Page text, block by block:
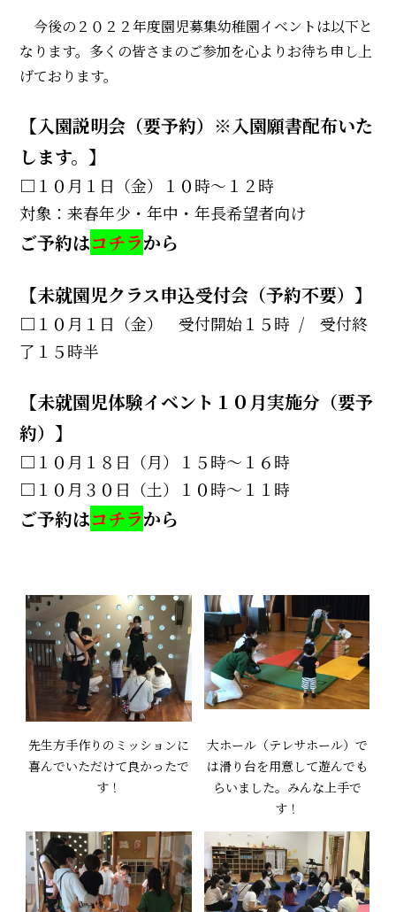
今後の２０２２年度園児募集幼稚園イベントは以下と
なります。多くの皆さまのご参加を心よりお待ち申し上
げております。
【入園説明会（要予約）※入園願書配布いた
します。】
□１０月１日（金）１０時～１２時
対象：来春年少・年中・年長希望者向け
ご予約はコチラから
【未就園児クラス申込受付会（予約不要）】
□１０月１日（金） 受付開始１５時 / 受付終
了１５時半
【未就園児体験イベント１０月実施分（要予
約）】
□１０月１８日（月）１５時～１６時
□１０月３０日（土）１０時～１１時
ご予約はコチラから
先生方手作りのミッションに
喜んでいただけて良かったで
す！
大ホール（テレサホール）で
は滑り台を用意して遊んでも
らいました。みんな上手で
す！